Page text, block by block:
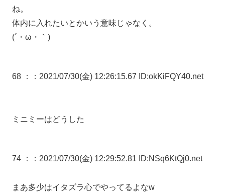
ね。
体内に入れたいとかいう意味じゃなく。
(´・ω・｀)
68 ： ：2021/07/30(金) 12:26:15.67 ID:okKiFQY40.net
ミニミーはどうした
74 ： ：2021/07/30(金) 12:29:52.81 ID:NSq6KtQj0.net
まあ多少はイタズラ心でやってるよなw